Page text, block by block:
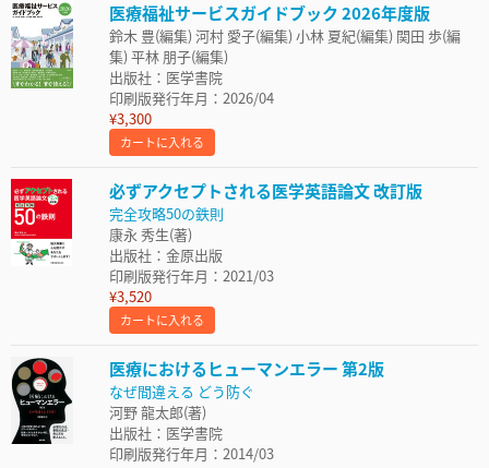
医療福祉サービスガイドブック 2026年度版
鈴木 豊(編集) 河村 愛子(編集) 小林 夏紀(編集) 関田 歩(編
集) 平林 朋子(編集)
出版社：医学書院
印刷版発行年月：2026/04
¥3,300
カートに入れる
必ずアクセプトされる医学英語論文 改訂版
完全攻略50の鉄則
康永 秀生(著)
出版社：金原出版
印刷版発行年月：2021/03
¥3,520
カートに入れる
医療におけるヒューマンエラー 第2版
なぜ間違える どう防ぐ
河野 龍太郎(著)
出版社：医学書院
印刷版発行年月：2014/03